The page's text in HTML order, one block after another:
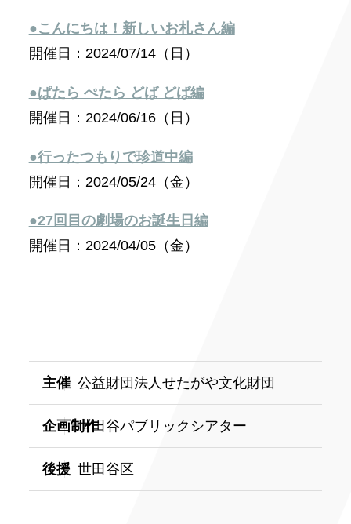
●こんにちは！新しいお札さん編
開催日：2024/07/14（日）
●ぱたら ぺたら どば どば編
開催日：2024/06/16（日）
●行ったつもりで珍道中編
開催日：2024/05/24（金）
●27回目の劇場のお誕生日編
開催日：2024/04/05（金）
主催 公益財団法人せたがや文化財団
企画制作世田谷パブリックシアター
後援 世田谷区